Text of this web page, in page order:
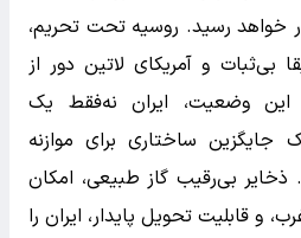
خواهد رسید. روسیه تحت تحریم،
بی‌ثبات و آمریکای لاتین دور از
این وضعیت، ایران نه‌فقط یک
جایگزین ساختاری برای موازنه
بی‌رقیب گاز طبیعی، امکان
و قابلیت تحویل پایدار، ایران را